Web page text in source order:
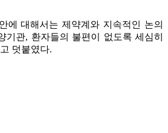
에 대해서는 제약계와 지속적인 논의
기관, 환자들의 불편이 없도록 세심히
덧붙였다.